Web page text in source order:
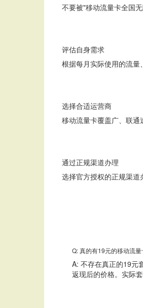
不要被"移动流量卡全国
评估自身需求
根据每月实际使用的流量
选择合适运营商
移动流量卡覆盖广、联通
通过正规渠道办理
选择官方授权的正规渠道
Q: 真的有19元的移动流
A: 不存在真正的19元
返现后的价格。实际